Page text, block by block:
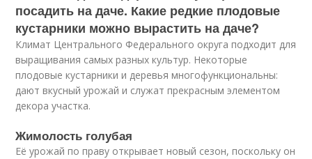
посадить на даче. Какие редкие плодовые
кустарники можно вырастить на даче?
Климат Центрального Федерального округа подходит для
выращивания самых разных культур. Некоторые
плодовые кустарники и деревья многофункциональны:
дают вкусный урожай и служат прекрасным элементом
декора участка.
Жимолость голубая
Её урожай по праву открывает новый сезон, поскольку он